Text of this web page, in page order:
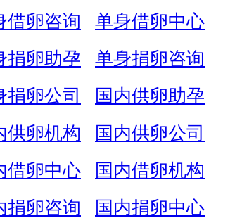
借卵咨询
单身借卵中心
捐卵助孕
单身捐卵咨询
捐卵公司
国内供卵助孕
供卵机构
国内供卵公司
借卵中心
国内借卵机构
捐卵咨询
国内捐卵中心